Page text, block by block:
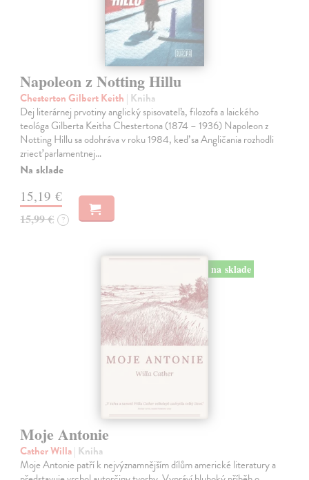
Napoleon z Notting Hillu
Chesterton Gilbert Keith | Kniha
Dej literárnej prvotiny anglický spisovateľa, filozofa a laického
teológa Gilberta Keitha Chestertona (1874 – 1936) Napoleon z
Notting Hillu sa odohráva v roku 1984, keď sa Angličania rozhodli
zriecť parlamentnej…
Na sklade
15,19 €
15,99 € ?
na sklade
Moje Antonie
Cather Willa| Kniha
Moje Antonie patří k nejvýznamnějším dílům americké literatury a